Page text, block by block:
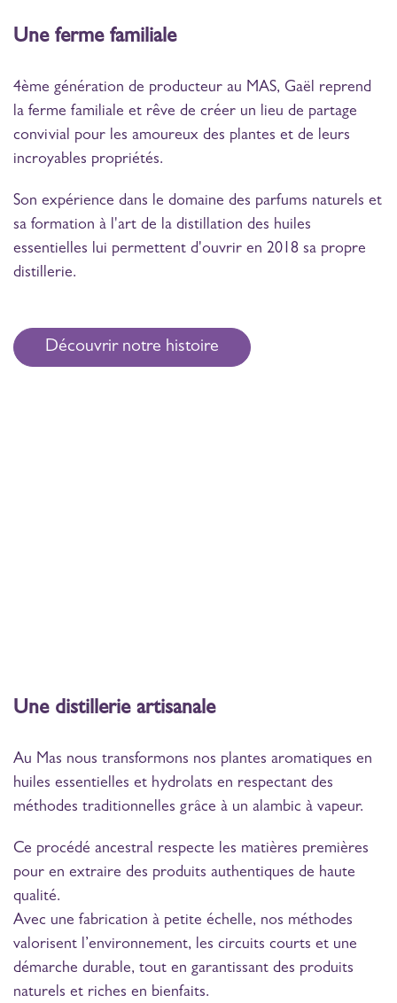
Une ferme familiale
4ème génération de producteur au MAS, Gaël reprend
la ferme familiale et rêve de créer un lieu de partage
convivial pour les amoureux des plantes et de leurs
incroyables propriétés.
Son expérience dans le domaine des parfums naturels et
sa formation à l'art de la distillation des huiles
essentielles lui permettent d'ouvrir en 2018 sa propre
distillerie.
Découvrir notre histoire
Une distillerieartisanale
Au Mas nous transformons nos plantes aromatiques en
huiles essentielles et hydrolats en respectant des
méthodes traditionnelles grâce à un alambic à vapeur.
Ce procédé ancestral respecte les matières premières
pour en extraire des produits authentiques de haute
qualité.
Avec une fabrication à petite échelle, nos méthodes
valorisent l’environnement, les circuits courts et une
démarche durable, tout en garantissant des produits
naturels et riches en bienfaits.